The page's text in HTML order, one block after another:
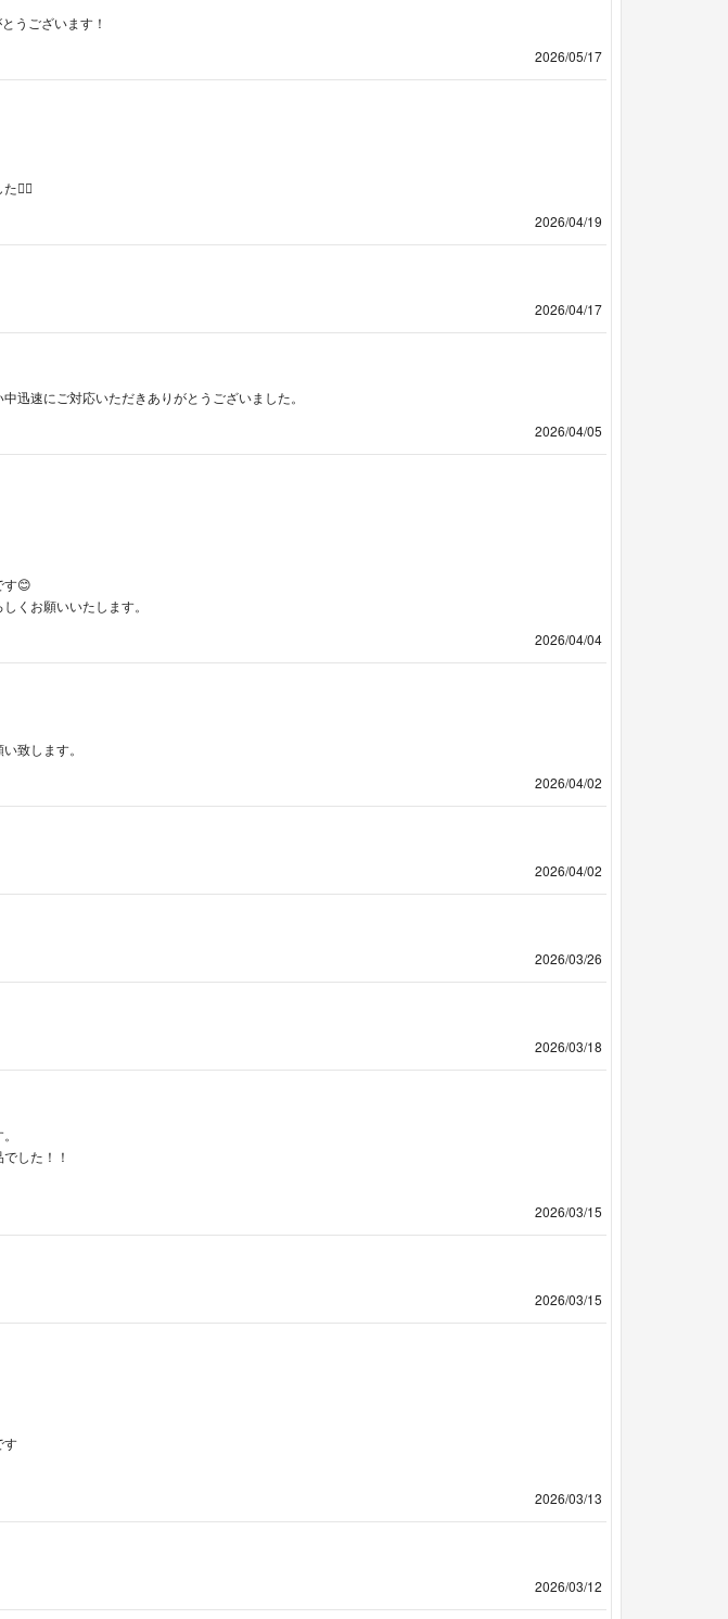
うございます！
2026/05/17
🙇‍♂️
2026/04/19
2026/04/17
迅速にご対応いただきありがとうございました。
2026/04/05
す😊
くお願いいたします。
2026/04/04
致します。
2026/04/02
2026/04/02
2026/03/26
2026/03/18
した！！
2026/03/15
2026/03/15
す
2026/03/13
2026/03/12